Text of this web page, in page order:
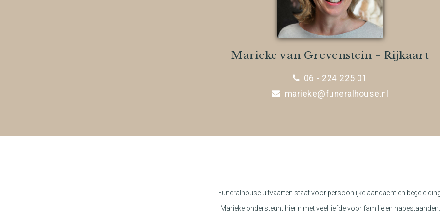
Marieke van Grevenstein - Rijkaart
06 - 224 225 01
marieke@funeralhouse.nl
Funeralhouse uitvaarten staat voor persoonlijke aandacht en
Marieke ondersteunt hierin met veel liefde voor familie en nabestaanden.